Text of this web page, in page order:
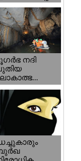
നദി